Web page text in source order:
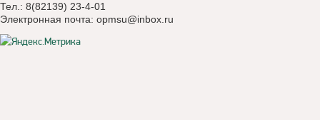
Тел.: 8(82139) 23-4-01
Электронная почта: opmsu@inbox.ru